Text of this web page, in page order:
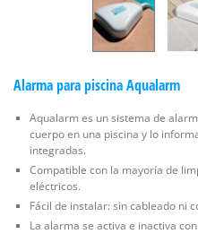
Alarma para piscina Aqualarm
Aqualarm es un sistema de
cuerpo en una piscina y lo
integradas.
Compatible con la mayoría de
eléctricos.
Fácil de instalar: sin cableado ni
La alarma se activa e inactiva